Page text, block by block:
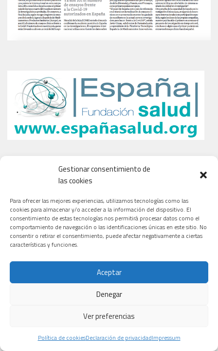
Gestionar consentimiento de
las cookies
Para ofrecer las mejores experiencias, utilizamos tecnologías como las
cookies para almacenar y/o acceder a la información del dispositivo. El
consentimiento de estas tecnologías nos permitirá procesar datos como el
comportamiento de navegación o las identificaciones únicas en este sitio. No
consentir o retirar el consentimiento, puede afectar negativamente a ciertas
características y funciones.
Aceptar
Denegar
Ver preferencias
Política de cookiesDeclaración de privacidadImpressum